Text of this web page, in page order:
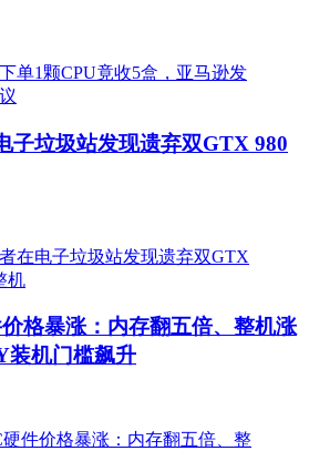
子垃圾站发现遗弃双GTX 980
格暴涨：内存翻五倍、整机涨
装机门槛飙升